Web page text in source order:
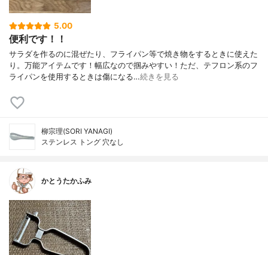
5.00
便利です！！
サラダを作るのに混ぜたり、フライパン等で焼き物をするときに使えた
り。万能アイテムです！幅広なので掴みやすい！ただ、テフロン系のフ
ライパンを使用するときは傷になる…続きを見る
柳宗理(SORI YANAGI)
ステンレス トング 穴なし
かとうたかふみ